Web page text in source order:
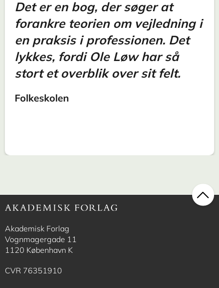
Det er en bog, der søger at
forankre teorien om vejledning i
en praksis i professionen. Det
lykkes, fordi Ole Løw har så
stort et overblik over sit felt.
Folkeskolen
Akademisk Forlag
Vognmagergade 11
1120 København K
CVR 76351910